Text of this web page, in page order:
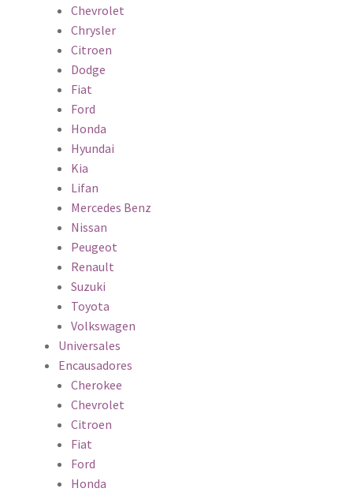
Chevrolet
Chrysler
Citroen
Dodge
Fiat
Ford
Honda
Hyundai
Kia
Lifan
Mercedes Benz
Nissan
Peugeot
Renault
Suzuki
Toyota
Volkswagen
Universales
Encausadores
Cherokee
Chevrolet
Citroen
Fiat
Ford
Honda